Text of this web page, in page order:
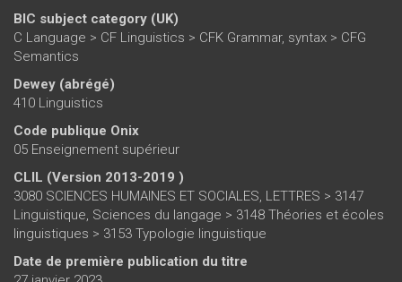
BIC subject category (UK)
C Language > CF Linguistics > CFK Grammar, syntax > CFG
Semantics
Dewey (abrégé)
410 Linguistics
Code publique Onix
05 Enseignement supérieur
CLIL (Version 2013-2019 )
3080 SCIENCES HUMAINES ET SOCIALES, LETTRES > 3147
Linguistique, Sciences du langage > 3148 Théories et écoles
linguistiques > 3153 Typologie linguistique
Date de première publication du titre